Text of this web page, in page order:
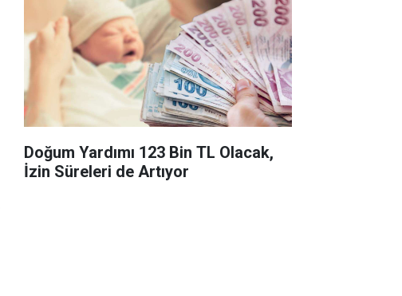
Doğum Yardımı 123 Bin TL Olacak,
İzin Süreleri de Artıyor